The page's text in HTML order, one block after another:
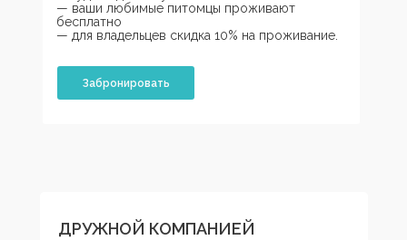
— ваши любимые питомцы проживают
бесплатно
— для владельцев скидка 10% на проживание.
Забронировать
ДРУЖНОЙ КОМПАНИЕЙ
зима!